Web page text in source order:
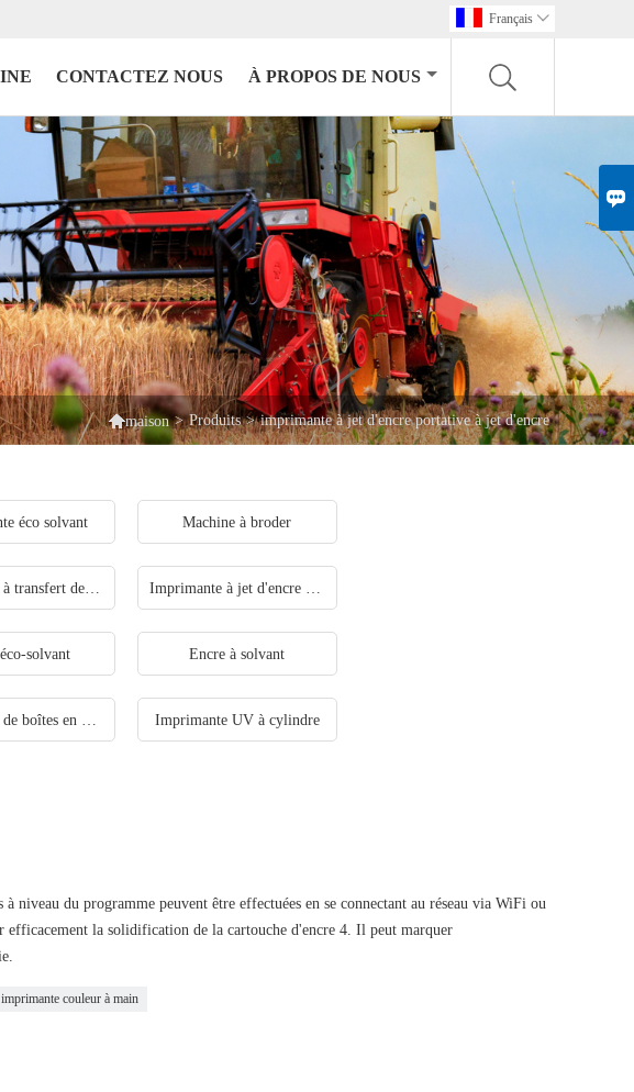

Français 
CONTACTEZ NOUS À PROPOS DE NOUS
maison > Produits > imprimante à jet d'encre portative à jet d'encre
éco solvant Machine à broder
Imprimante à transfert de chaleur Imprimante à jet d'encre portable
solvant Encre à solvant
Imprimante de boîtes en carton ondulé Imprimante UV à cylindre
niveau du programme peuvent être effectuées en se connectant au réseau via WiFi ou
la solidification de la cartouche d'encre 4. Il peut marquer
imprimante couleur à main